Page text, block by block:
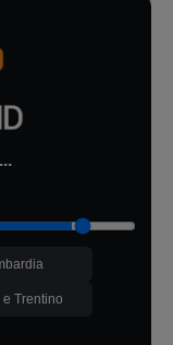
e Trentino